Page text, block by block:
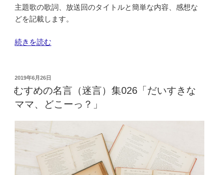
ド
IGA
ー
忘
録
主題歌の歌詞、放送回のタイトルと簡単な内容、感想な
どを記載します。
“「ミ
ー
マ
ウ
ク
ラ
ブ
ウ
続きを読む
投
稿
日:
2019年6月26日
むすめの名言（迷言）集026「だいすきな
ママ、どこーっ？」